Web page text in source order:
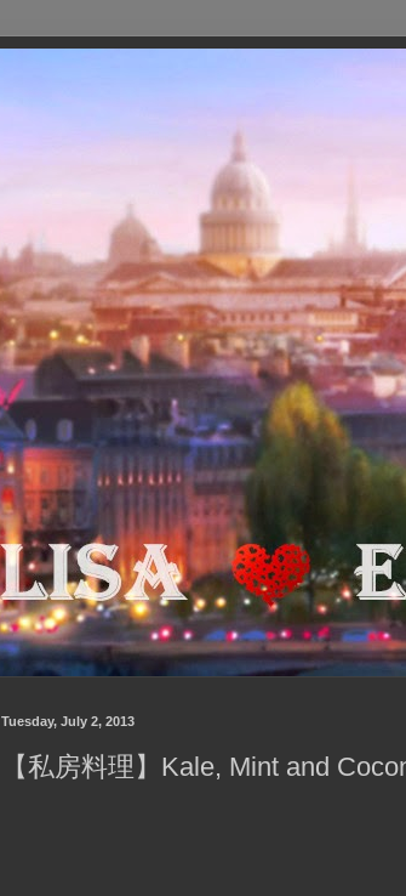
Tuesday, July 2, 2013
【私房料理】Kale, Mint and